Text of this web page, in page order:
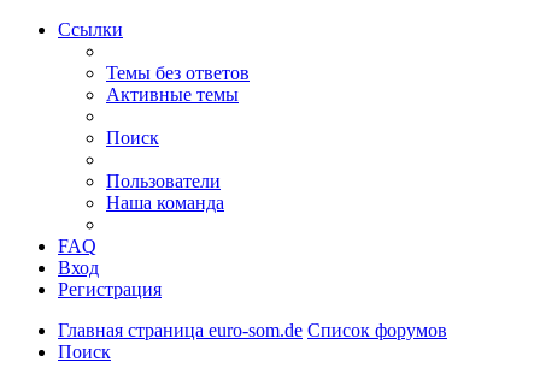
Ссылки
Темы без ответов
Активные темы
Поиск
Пользователи
Наша команда
FAQ
Вход
Регистрация
Главная страница euro-som.de Список форумов
Поиск